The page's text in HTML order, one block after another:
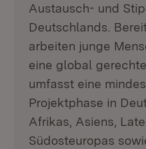
Austausch- und
Deutschlands.
arbeiten junge
eine global
umfasst eine
Projektphase in
Afrikas, Asiens,
Südosteuropas